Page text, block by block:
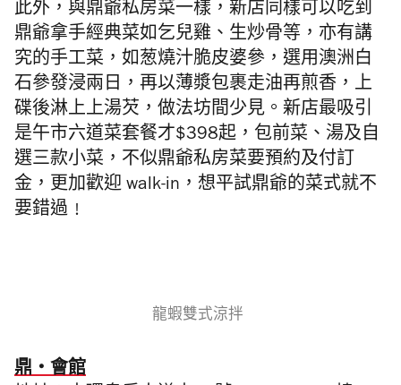
此外，與鼎爺私房菜一樣，新店同樣可以吃到
鼎爺拿手經典菜如乞兒雞、生炒骨等，亦有講
究的手工菜，如葱燒汁脆皮婆參，選用澳洲白
石參發浸兩日，再以薄漿包裹走油再煎香，上
碟後淋上上湯芡，做法坊間少見。新店最吸引
是午市六道菜套餐才$398起，包前菜、湯及自
選三款小菜，不似鼎爺私房菜要預約及付訂
金，更加歡迎 walk-in，想平試鼎爺的菜式就不
要錯過﹗
龍蝦雙式涼拌
鼎・會館